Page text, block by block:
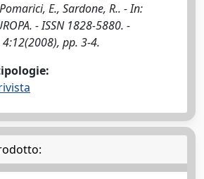
E., Sardone, R.. - In:
- ISSN 1828-5880. -
4:12(2008), pp. 3-4.